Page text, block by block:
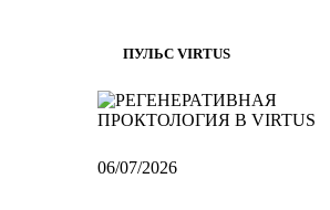
ПУЛЬС VIRTUS
06/07/2026